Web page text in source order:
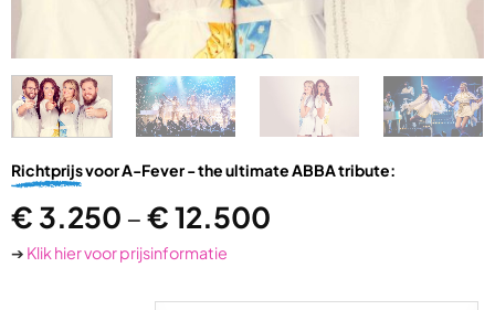
Richtprijsvoor A-Fever - the ultimate ABBA tribute:
€ 3.250 –€12.500
➔ Klik hier voor prijsinformatie